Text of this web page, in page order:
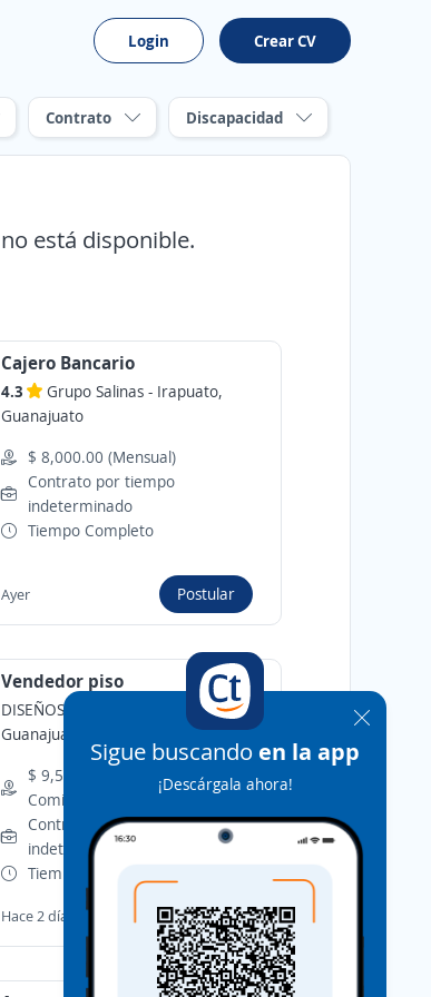
Login Crear CV
Contrato Discapacidad
Sigue buscando en la app
¡Descárgala ahora!
está disponible.
Cajero Bancario
4.3 Grupo Salinas - Irapuato,
Guanajuato
$ 8,000.00 (Mensual)
Contrato por tiempo
indeterminado
Tiempo Completo
Ayer Postular
Vendedor piso
DISEÑOS LABOR
Guanajuato
$ 9,510.00 (Mensual) +
Comisiones
Contrato por tiempo
indeterminado
Tiempo Completo
Hace 2 días Postular